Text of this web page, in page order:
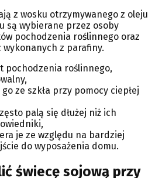
z wosku otrzymywanego z oleju
są wybierane przez osoby
pochodzenia roślinnego oraz
z parafiny.
pochodzenia roślinnego,
ze szkła przy pomocy ciepłej
palą się dłużej niż ich
je ze względu na bardziej
do wyposażenia domu.
świecę sojową przy